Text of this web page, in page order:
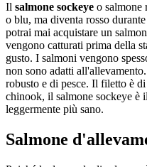
Il salmone sockeye o salmone
o blu, ma diventa rosso
potrai mai acquistare un
vengono catturati prima della
gusto. I salmoni vengono
non sono adatti
robusto e di pesce. Il filetto è
chinook, il salmone sockeye è
leggermente più sano.
Salmone